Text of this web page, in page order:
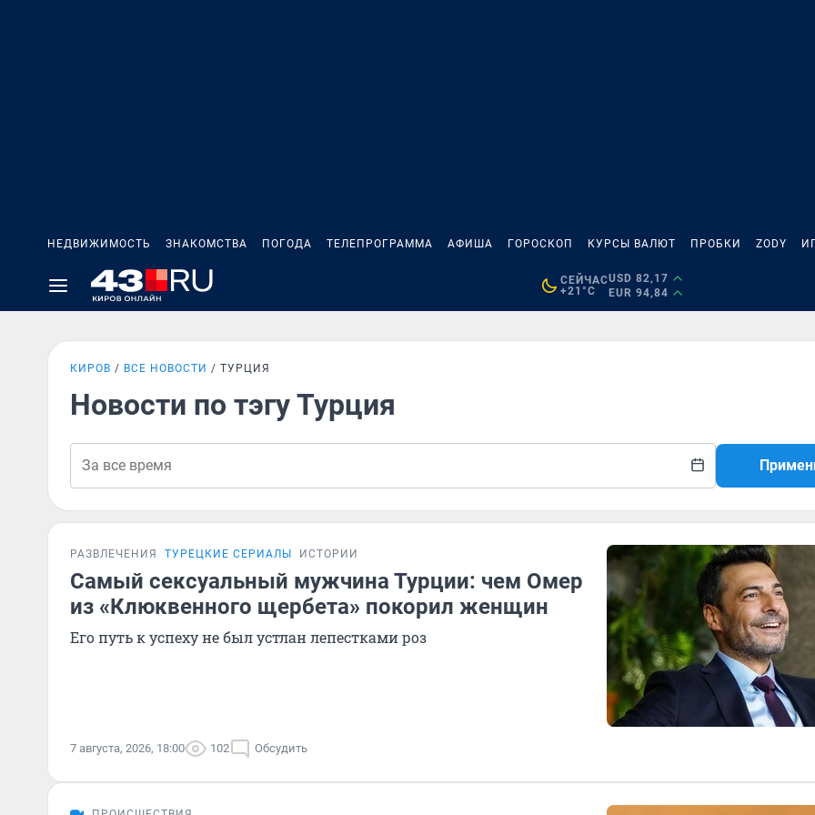
НЕДВИЖИМОСТЬ ЗНАКОМСТВА ПОГОДА ТЕЛЕПРОГРАММА АФИША ГОРОСКОП КУРСЫ ВАЛЮТ ПРОБКИ ZODY
СЕЙЧАС
+21°C
USD 82,17
EUR 94,84
КИРОВ ВСЕ НОВОСТИ ТУРЦИЯ
Новости по тэгу Турция
РАЗВЛЕЧЕНИЯ ТУРЕЦКИЕ СЕРИАЛЫ ИСТОРИИ
Самый сексуальный мужчина Турции: чем Омер
из «Клюквенного щербета» покорил женщин
Его путь к успеху не был устлан лепестками роз
7 августа, 2026, 18:00 102 Обсудить